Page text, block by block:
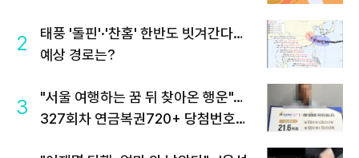
2
태풍 '돌핀'·'찬홈' 한반도 빗겨간다…
예상 경로는?
3
"서울 여행하는 꿈 뒤 찾아온 행운"…
327회차 연금복권720+ 당첨번호조